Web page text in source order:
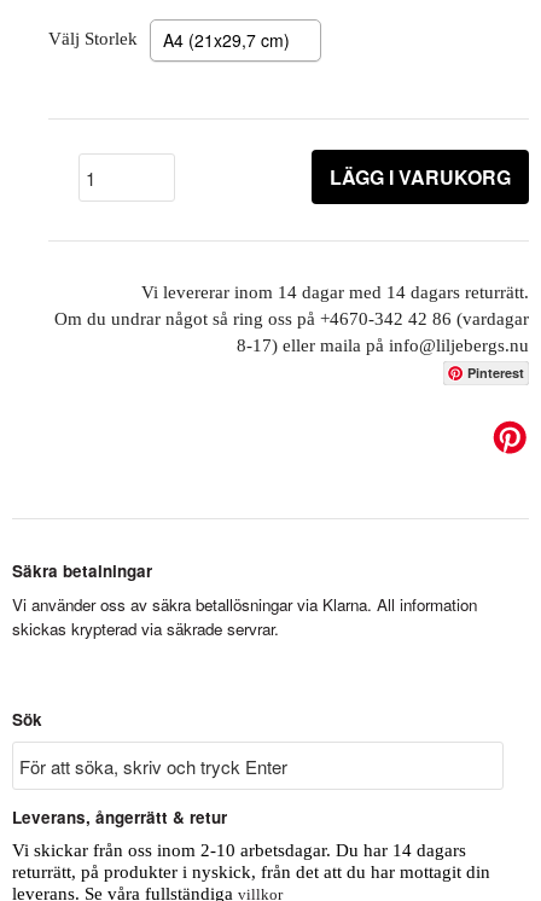
Välj Storlek
LÄGG I VARUKORG
Vi levererar inom 14 dagar med 14 dagars returrätt.
Om du undrar något så ring oss på +4670-342 42 86 (vardagar
8-17) eller maila på info@liljebergs.nu
Pinterest
Säkra betalningar
Vi använder oss av säkra betallösningar via Klarna. All information
skickas krypterad via säkrade servrar.
Sök
Leverans, ångerrätt & retur
Vi skickar från oss inom 2-10 arbetsdagar. Du har 14 dagars
returrätt, på produkter i nyskick, från det att du har mottagit din
leverans. Se våra fullständiga villkor